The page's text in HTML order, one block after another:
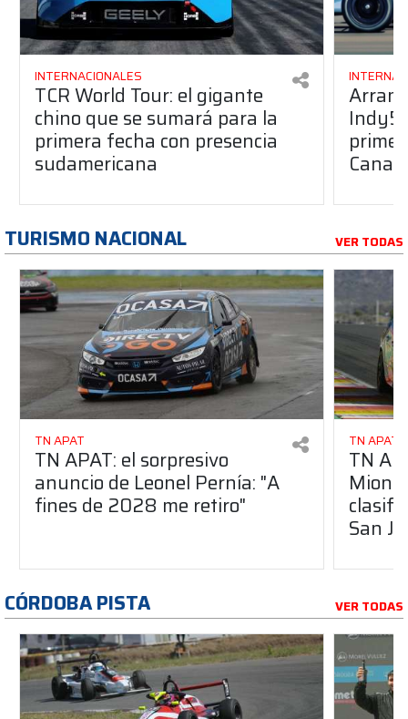
INTERNACIONALES
TCR World Tour: el gigante
chino que se sumará para la
primera fecha con presencia
sudamericana
TURISMO NACIONAL VER TODAS
TN APAT
TN APAT: el sorpresivo
anuncio de Leonel Pernía: "A
fines de 2028 me retiro"
TN APAT
TN
San
CÓRDOBA PISTA VER TODAS